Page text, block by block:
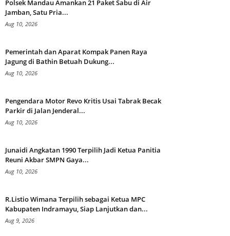
Polsek Mandau Amankan 21 Paket Sabu di Air
Jamban, Satu Pria...
Aug 10, 2026
Pemerintah dan Aparat Kompak Panen Raya
Jagung di Bathin Betuah Dukung...
Aug 10, 2026
Pengendara Motor Revo Kritis Usai Tabrak Becak
Parkir di Jalan Jenderal...
Aug 10, 2026
Junaidi Angkatan 1990 Terpilih Jadi Ketua Panitia
Reuni Akbar SMPN Gaya...
Aug 10, 2026
R.Listio Wimana Terpilih sebagai Ketua MPC
Kabupaten Indramayu, Siap Lanjutkan dan...
Aug 9, 2026